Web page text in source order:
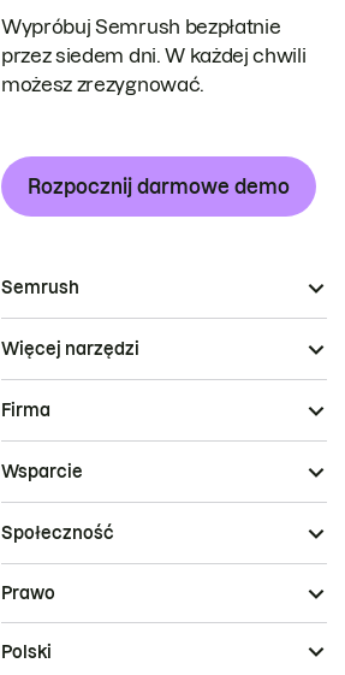
Wypróbuj Semrush bezpłatnie
przez siedem dni. W każdej chwili
możesz zrezygnować.
Rozpocznij darmowe demo
Semrush
Więcej narzędzi
Firma
Wsparcie
Społeczność
Prawo
Polski